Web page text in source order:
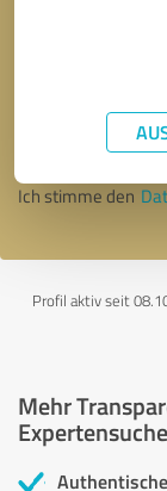
Ich stimme den
Profil aktiv seit
Mehr
Expertensuche